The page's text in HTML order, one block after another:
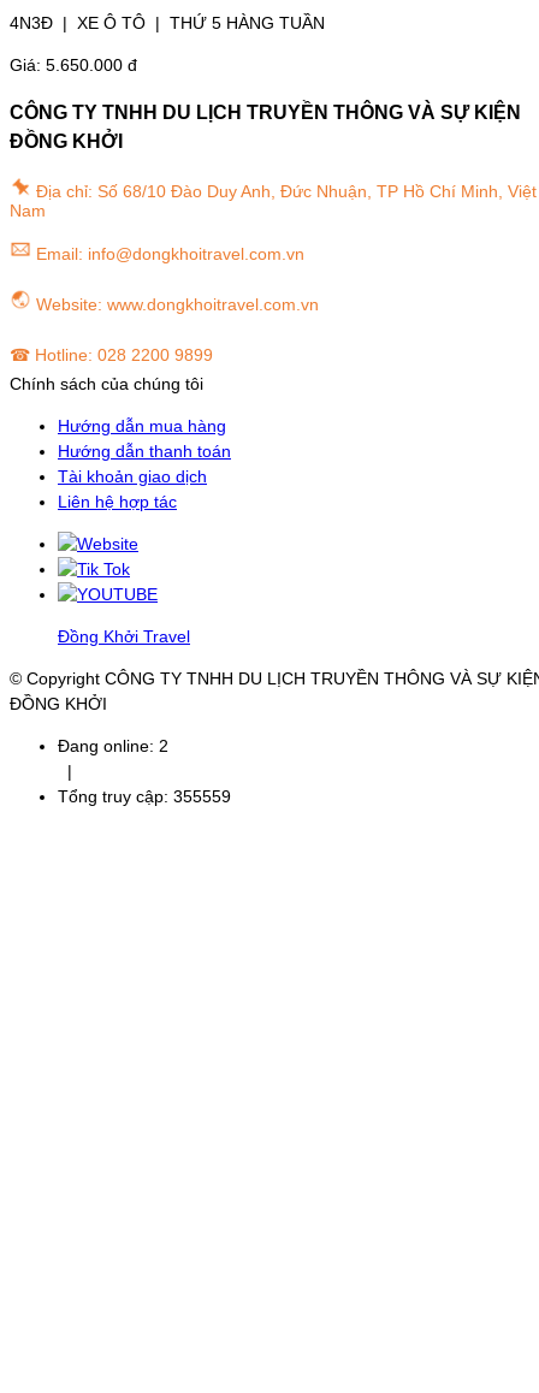
4N3Đ | XE Ô TÔ | THỨ 5 HÀNG TUẦN
Giá: 5.650.000 đ
CÔNG TY TNHH DU LỊCH TRUYỀN THÔNG VÀ SỰ KIỆN
ĐỒNG KHỞI
Địa chỉ: Số 68/10 Đào Duy Anh, Đức Nhuận, TP Hồ Chí Minh, Việt
Nam
Email: info@dongkhoitravel.com.vn
Website: www.dongkhoitravel.com.vn
☎ Hotline: 028 2200 9899
Chính sách của chúng tôi
Hướng dẫn mua hàng
Hướng dẫn thanh toán
Tài khoản giao dịch
Liên hệ hợp tác
Đồng Khởi Travel
© Copyright CÔNG TY TNHH DU LỊCH TRUYỀN THÔNG VÀ SỰ
ĐỒNG KHỞI
Đang online: 2
|
Tổng truy cập: 355559